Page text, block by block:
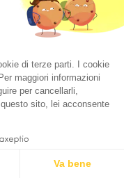
porta l'esperienza
DEL
150.000
LOMBARDIA
Lombardia sui
di terze parti. I cookie
maggiori informazioni
per cancellarli,
sito, lei acconsente
Va bene